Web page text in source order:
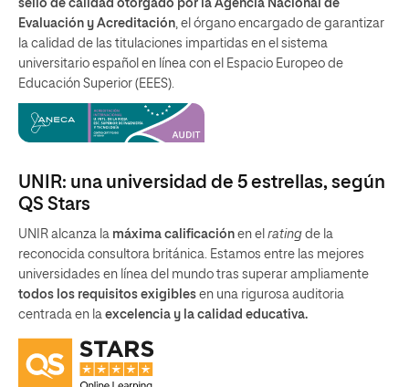
sello de calidad otorgado por la Agencia Nacional de
Evaluación y Acreditación, el órgano encargado de garantizar
la calidad de las titulaciones impartidas en el sistema
universitario español en línea con el Espacio Europeo de
Educación Superior (EEES).
UNIR: una universidad de 5 estrellas, según
QS Stars
UNIR alcanza la máxima calificación en el rating de la
reconocida consultora británica. Estamos entre las mejores
universidades en línea del mundo tras superar ampliamente
todos los requisitos exigibles en una rigurosa auditoria
centrada en la excelencia y la calidad educativa.